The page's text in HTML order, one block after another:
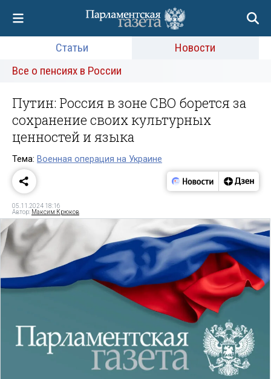
Статьи
Новости
Все о пенсиях в России
Путин: Россия в зоне СВО борется за
сохранение своих культурных
ценностей и языка
Тема: Военная операция на Украине
05.11.2024 18:16
Автор: Максим Крюков